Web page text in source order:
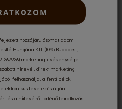
hozzájárulásomat adom
Hungária Kft. (1095 Budapest,
267926) marketingtevékenysége
hírlevél, direkt marketing
felhasználja, a fenti célok
levelezés útján
és a hírlevélről történő leiratkozás
vélemények